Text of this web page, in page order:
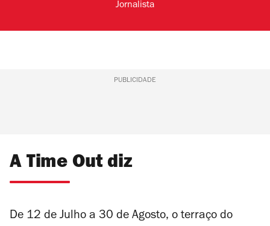
Jornalista
PUBLICIDADE
A Time Out diz
De 12 de Julho a 30 de Agosto, o terraço do